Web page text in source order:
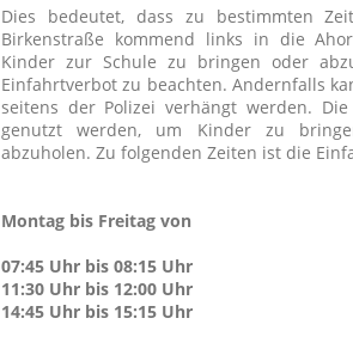
Dies bedeutet, dass zu bestimmten
Birkenstraße kommend links in die
Kinder zur Schule zu bringen oder
Einfahrtverbot zu beachten. Andernfalls
seitens der Polizei verhängt werden.
genutzt werden, um Kinder zu
abzuholen. Zu folgenden Zeiten ist die
Montag bis Freitag von
07:45 Uhr bis 08:15 Uhr
11:30 Uhr bis 12:00 Uhr
14:45 Uhr bis 15:15 Uhr